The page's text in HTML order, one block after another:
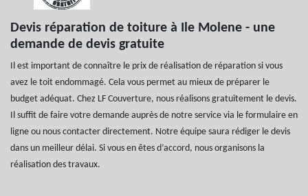
Devis réparation de toiture à Ile Molene - une
demande de devis gratuite
Il est important de connaître le prix de réalisation de réparation si vous
avez le toit endommagé. Cela vous permet au mieux de préparer le
budget adéquat. Chez LF Couverture, nous réalisons gratuitement le devis.
Il suffit de faire votre demande auprès de notre service via le formulaire en
ligne ou nous contacter directement. Notre équipe saura rédiger le devis
dans un meilleur délai. Si vous en êtes d’accord, nous organisons la
réalisation des travaux.